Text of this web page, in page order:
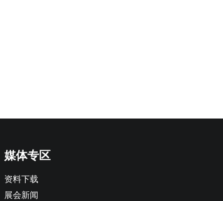
媒体专区
资料下载
展会新闻